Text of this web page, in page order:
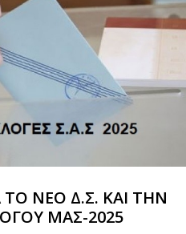
ΤΟ ΝΈΟ Δ.Σ. ΚΑΙ ΤΗΝ
ΜΑΣ-2025